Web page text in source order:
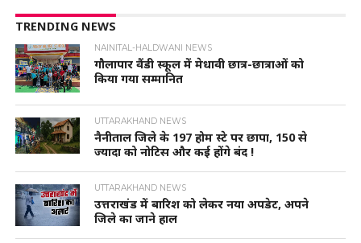
TRENDING NEWS
NAINITAL-HALDWANI NEWS
गौलापार वैंडी स्कूल में मेधावी छात्र-छात्राओं को
किया गया सम्मानित
UTTARAKHAND NEWS
नैनीताल जिले के 197 होम स्टे पर छापा, 150 से
ज्यादा को नोटिस और कई होंगे बंद !
UTTARAKHAND NEWS
उत्तराखंड में बारिश को लेकर नया अपडेट, अपने
जिले का जाने हाल